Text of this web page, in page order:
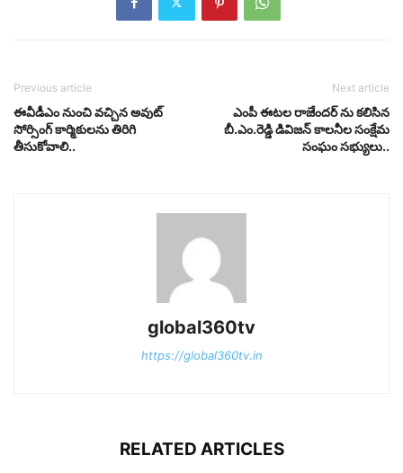
Previous article
ఈవీడీఎం నుంచి వచ్చిన అవుట్
సోర్సింగ్ కార్మికులను తిరిగి
తీసుకోవాలి..
Next article
ఎంపీ ఈటల రాజేందర్ ను కలిసిన
బీ.ఎం.రెడ్డి డివిజన్ కాలనీల సంక్షేమ
సంఘం సభ్యులు..
global360tv
https://global360tv.in
RELATED ARTICLES